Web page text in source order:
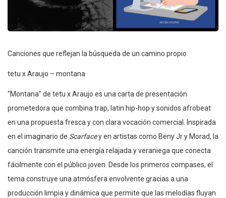
Canciones que reflejan la búsqueda de un camino propio
tetu x Araujo – montana
“Montana” de tetu x Araujo es una carta de presentación
prometedora que combina trap, latin hip-hop y sonidos afrobeat
en una propuesta fresca y con clara vocación comercial. Inspirada
en el imaginario de Scarfacey en artistas como Beny Jr y Morad, la
canción transmite una energía relajada y veraniega que conecta
fácilmente con el público joven. Desde los primeros compases, el
tema construye una atmósfera envolvente gracias a una
producción limpia y dinámica que permite que las melodías fluyan